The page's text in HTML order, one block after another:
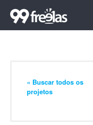
« Buscar todos os
projetos